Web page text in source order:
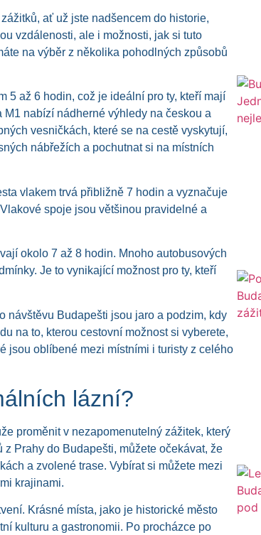
ať už jste nadšencem do historie,
vzdálenosti, ale i možnosti, jak si tuto
na výběr z několika pohodlných způsobů
5 až 6 hodin, což je ideální pro ty, kteří mají
nabízí nádherné výhledy na českou a
vesničkách, které se na cestě vyskytují,
nábřežích a pochutnat si na místních
vlakem trvá přibližně 7 hodin a vyznačuje
spoje jsou většinou pravidelné a
okolo 7 až 8 hodin. Mnoho autobusových
Je to vynikající možnost pro ty, kteří
návštěvu Budapešti jsou jaro a podzim, kdy
na to, kterou cestovní možnost si vyberete,
jsou oblíbené mezi místními i turisty z celého
lázní?
proměnit v nezapomenutelný zážitek, který
Prahy do Budapešti, můžete očekávat, že
a zvolené trase. Vybírat si můžete mezi
krajinami.
Krásné místa, jako je historické město
kulturu a gastronomii. Po procházce po